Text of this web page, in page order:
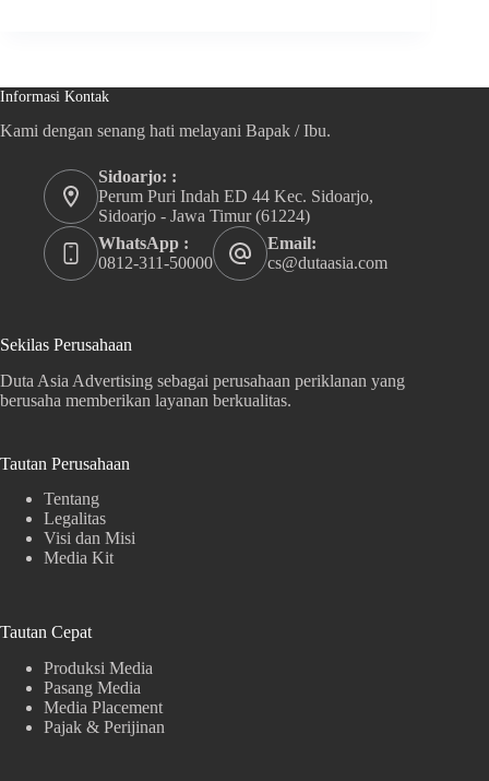
Informasi Kontak
Kami dengan senang hati melayani Bapak / Ibu.
Sidoarjo: :
Perum Puri Indah ED 44 Kec. Sidoarjo,
Sidoarjo - Jawa Timur (61224)
WhatsApp :
0812-311-50000
Email:
cs@dutaasia.com
Sekilas Perusahaan
Duta Asia Advertising sebagai perusahaan periklanan yang
berusaha memberikan layanan berkualitas.
Tautan Perusahaan
Tentang
Legalitas
Visi dan Misi
Media Kit
Tautan Cepat
Produksi Media
Pasang Media
Media Placement
Pajak & Perijinan